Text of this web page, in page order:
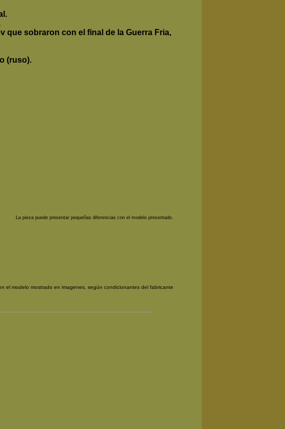
que sobraron con el final de la Guerra Fria,
(ruso).
La pieza puede presentar pequeñas diferencias con el modelo presentado.
el modelo mostrado en imagenes, según condicionantes del fabricante